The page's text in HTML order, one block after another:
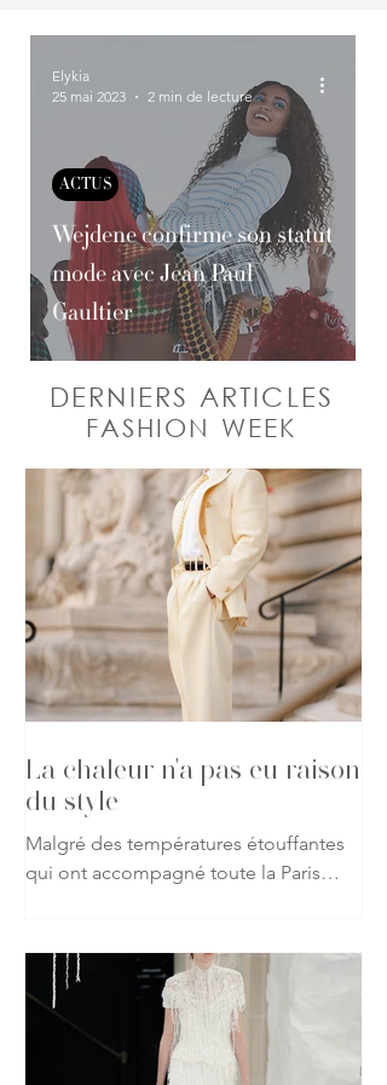
Wejdene confirme son statut
mode avec Jean Paul
Gaultier
ACTUS
Elykia
25 mai 2023
2 min de lecture
DERNIERS ARTICLES
FASHION WEEK
La chaleur n'a pas eu raison
du style
Malgré des températures étouffantes
qui ont accompagné toute la Paris
ont répondu présent, affichant leur
attachement à la création jusque dans
les rues de la capitale. Vestes, robes
spectaculaires, matières précieuses ou
silhouettes affirmées : rien n'a semblé